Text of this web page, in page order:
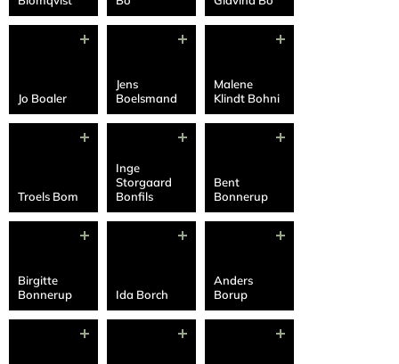
Jo Boaler
Jens
Boelsmand
Malene
Klindt Bohni
Troels Bom
Inge
Storgaard
Bonfils
Bent
Bonnerup
Birgitte
Bonnerup
Ida Borch
Anders
Borup